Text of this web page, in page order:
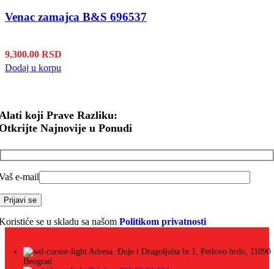
Venac zamajca B&S 696537
9,300.00 RSD
Dodaj u korpu
koji Prave Razliku:
Najnovije u Ponudi
e-mail
se u skladu sa našom Politikom privatnosti
Adresa: Đuje i Dragoljuba br.1, Petlovo brdo, 11090
Beograd